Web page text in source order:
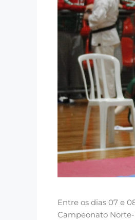
Entre os dias 07 e
Campeonato Norte-